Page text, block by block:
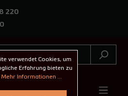
220
verwendet Cookies, um
Erfahrung bieten zu
Mehr Informationen ...